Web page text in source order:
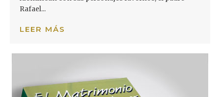
Rafael...
LEER MÁS